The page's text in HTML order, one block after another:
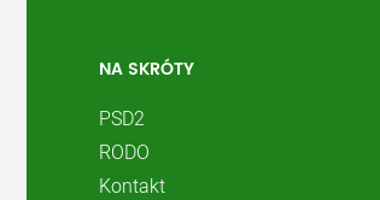
NA SKRÓTY
PSD2
RODO
Kontakt